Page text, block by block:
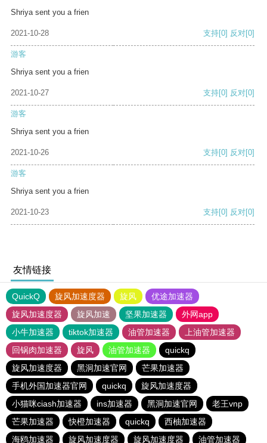
Shriya sent you a frien
2021-10-28 支持[0] 反对[0]
游客
Shriya sent you a frien
2021-10-27 支持[0] 反对[0]
游客
Shriya sent you a frien
2021-10-26 支持[0] 反对[0]
游客
Shriya sent you a frien
2021-10-23 支持[0] 反对[0]
友情链接
QuickQ 旋风加速度器 旋风
优途加速器
旋风加速度器
旋风加速 坚果加速器
外网app
小牛加速器
tiktok加速器 油管加速器
上油管加速器
回锅肉加速器
旋风 油管加速器
quickq
旋风加速度器
黑洞加速官网
芒果加速器
手机外国加速器官网
quickq
旋风加速度器
小猫咪ciash加速器
ins加速器 黑洞加速官网
老王vnp
芒果加速器
快橙加速器 quickq
西柚加速器
海鸥加速器
旋风加速度器 旋风加速度器 油管加速器